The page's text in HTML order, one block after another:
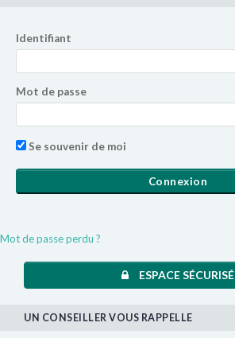
u
r
Identifiant
Mot de passe
Se souvenir de moi
Mot de passe perdu ?
ESPACE SÉCURISÉ
UN CONSEILLER VOUS RAPPELLE